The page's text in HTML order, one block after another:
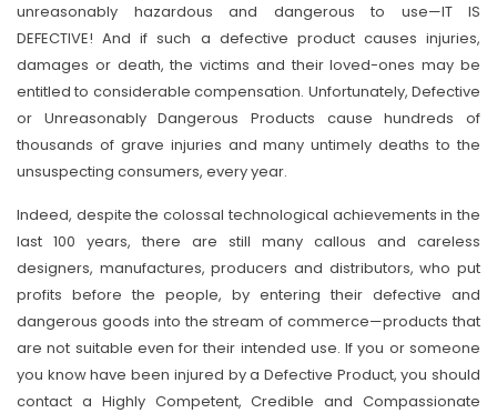
unreasonably hazardous and dangerous to use—IT IS
DEFECTIVE! And if such a defective product causes injuries,
damages or death, the victims and their loved-ones may be
entitled to considerable compensation. Unfortunately, Defective
or Unreasonably Dangerous Products cause hundreds of
thousands of grave injuries and many untimely deaths to the
unsuspecting consumers, every year.
Indeed, despite the colossal technological achievements in the
last 100 years, there are still many callous and careless
designers, manufactures, producers and distributors, who put
profits before the people, by entering their defective and
dangerous goods into the stream of commerce—products that
are not suitable even for their intended use. If you or someone
you know have been injured by a Defective Product, you should
contact a Highly Competent, Credible and Compassionate